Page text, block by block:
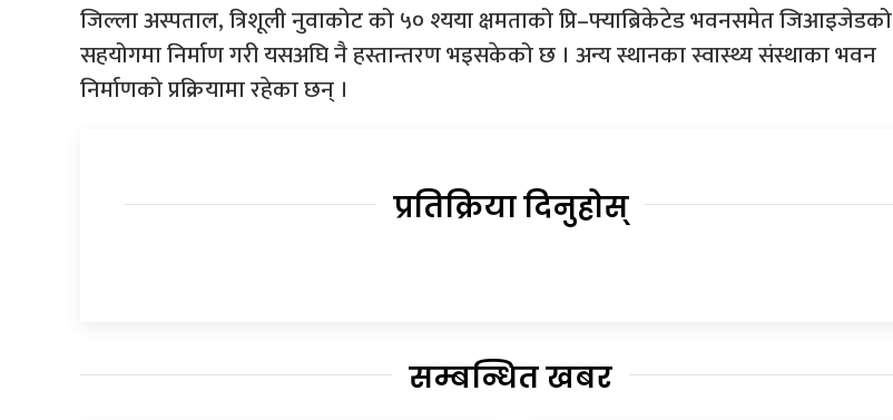
जिल्ला अस्पताल, त्रिशूली नुवाकोट को ५० श्यया क्षमताको प्रि–फ्याब्रिकेटेड भवनसमेत जिआइजेडको
सहयोगमा निर्माण गरी यसअघि नै हस्तान्तरण भइसकेको छ । अन्य स्थानका स्वास्थ्य संस्थाका भवन
निर्माणको प्रक्रियामा रहेका छन् ।
प्रतिक्रिया दिनुहोस्
सम्बन्धित खबर